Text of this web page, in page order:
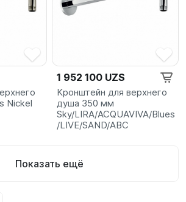
Nickel
1 952 100 UZS
Кронштейн для верхнего
душа 350 мм
Sky/LIRA/ACQUAVIVA/Blues
/LIVE/SAND/ABC
Показать ещё